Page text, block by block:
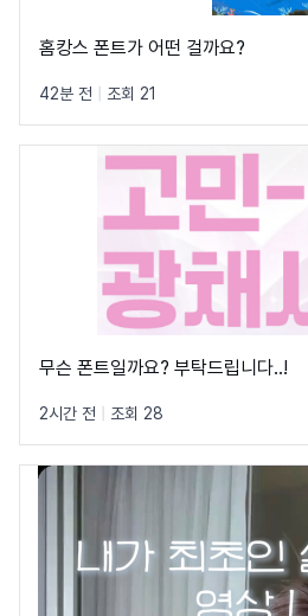
홈캉스 폰트가 어떤 걸까요?
42분 전 조회 21
무슨 폰트일까요? 부탁드립니다..!
2시간 전 조회 28